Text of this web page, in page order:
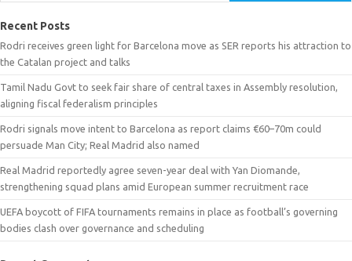
Recent Posts
Rodri receives green light for Barcelona move as SER reports his attraction to
the Catalan project and talks
Tamil Nadu Govt to seek fair share of central taxes in Assembly resolution,
aligning fiscal federalism principles
Rodri signals move intent to Barcelona as report claims €60–70m could
persuade Man City; Real Madrid also named
Real Madrid reportedly agree seven-year deal with Yan Diomande,
strengthening squad plans amid European summer recruitment race
UEFA boycott of FIFA tournaments remains in place as football’s governing
bodies clash over governance and scheduling